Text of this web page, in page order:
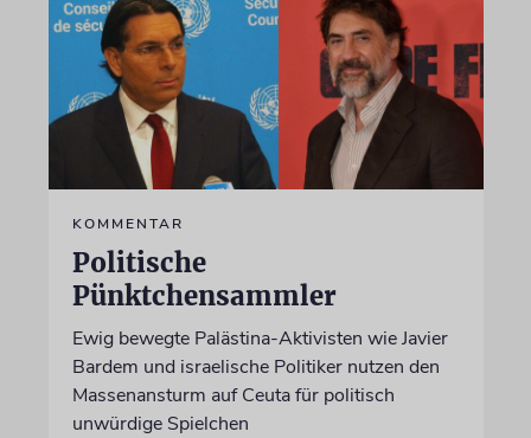
KOMMENTAR
Politische
Pünktchensammler
Ewig bewegte Palästina-Aktivisten wie Javier
Bardem und israelische Politiker nutzen den
Massenansturm auf Ceuta für politisch
unwürdige Spielchen